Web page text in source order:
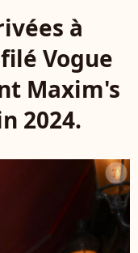
à
Vogue
Maxim's
2024.